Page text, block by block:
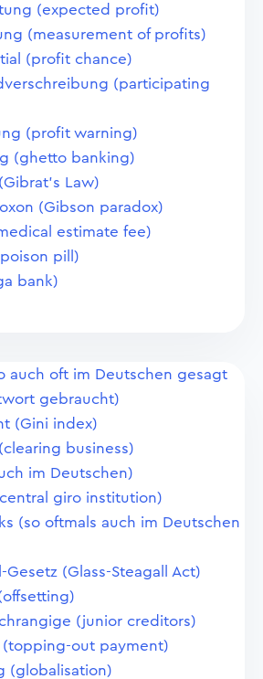
(expected profit)
(measurement of profits)
(profit chance)
(participating
(profit warning)
(ghetto banking)
Law)
(Gibson paradox)
estimate fee)
pill)
bank)
auch oft im Deutschen gesagt
gebraucht)
(Gini index)
business)
im Deutschen)
giro institution)
(so oftmals auch im Deutschen
Gesetz (Glass-Steagall Act)
(junior creditors)
out payment)
(globalisation)